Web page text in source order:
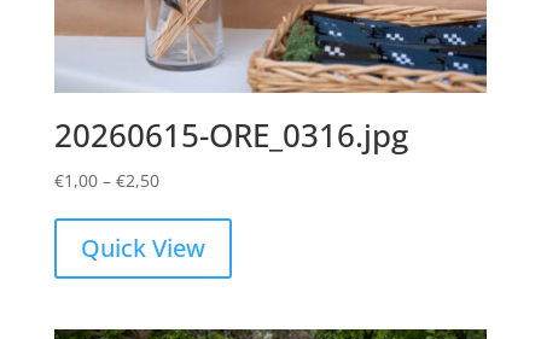
20260615-ORE_0316.jpg
€1,00 – €2,50Price
€1,00
through
Quick View